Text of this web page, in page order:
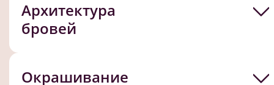
Архитектура
бровей
Окрашивание